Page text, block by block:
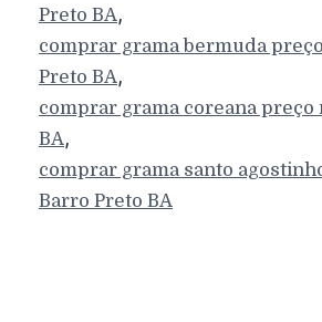
Preto BA,
comprar grama bermuda
Preto BA,
comprar grama coreana preço
BA,
comprar grama santo
Barro Preto BA